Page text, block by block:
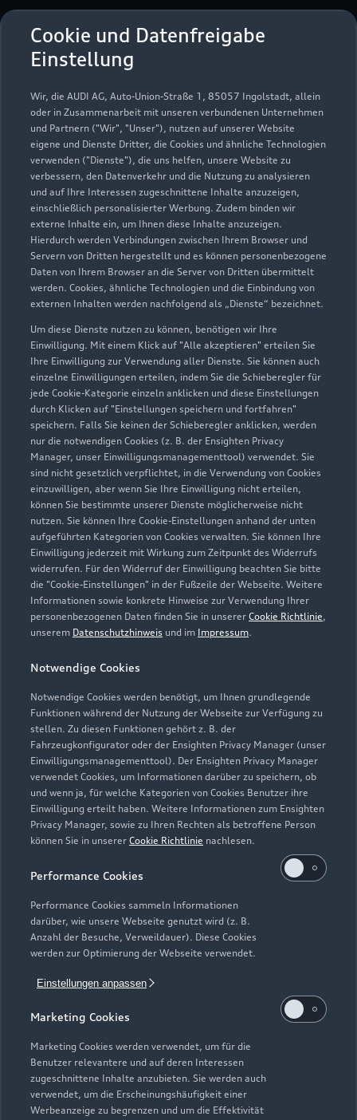
Cookie und Datenfreigabe
Einstellung
Wir, die AUDI AG, Auto-Union-Straße 1, 85057 Ingolstadt, allein
oder in Zusammenarbeit mit unseren verbundenen Unternehmen
und Partnern ("Wir", "Unser"), nutzen auf unserer Website
eigene und Dienste Dritter, die Cookies und ähnliche Technologien
verwenden ("Dienste"), die uns helfen, unsere Website zu
verbessern, den Datenverkehr und die Nutzung zu analysieren
und auf Ihre Interessen zugeschnittene Inhalte anzuzeigen,
einschließlich personalisierter Werbung. Zudem binden wir
externe Inhalte ein, um Ihnen diese Inhalte anzuzeigen.
Hierdurch werden Verbindungen zwischen Ihrem Browser und
Servern von Dritten hergestellt und es können personenbezogene
Daten von Ihrem Browser an die Server von Dritten übermittelt
werden. Cookies, ähnliche Technologien und die Einbindung von
externen Inhalten werden nachfolgend als „Dienste“ bezeichnet.
Um diese Dienste nutzen zu können, benötigen wir Ihre
Einwilligung. Mit einem Klick auf "Alle akzeptieren" erteilen Sie
Ihre Einwilligung zur Verwendung aller Dienste. Sie können auch
einzelne Einwilligungen erteilen, indem Sie die Schieberegler für
jede Cookie-Kategorie einzeln anklicken und diese Einstellungen
durch Klicken auf "Einstellungen speichern und fortfahren"
speichern. Falls Sie keinen der Schieberegler anklicken, werden
nur die notwendigen Cookies (z. B. der Ensighten Privacy
Manager, unser Einwilligungsmanagementtool) verwendet. Sie
sind nicht gesetzlich verpflichtet, in die Verwendung von Cookies
einzuwilligen, aber wenn Sie Ihre Einwilligung nicht erteilen,
können Sie bestimmte unserer Dienste möglicherweise nicht
nutzen. Sie können Ihre Cookie-Einstellungen anhand der unten
aufgeführten Kategorien von Cookies verwalten. Sie können Ihre
Einwilligung jederzeit mit Wirkung zum Zeitpunkt des Widerrufs
widerrufen. Für den Widerruf der Einwilligung beachten Sie bitte
die "Cookie-Einstellungen" in der Fußzeile der Webseite. Weitere
Informationen sowie konkrete Hinweise zur Verwendung Ihrer
personenbezogenen Daten finden Sie in unserer Cookie Richtlinie,
unserem Datenschutzhinweis und im Impressum.
Notwendige Cookies
Notwendige Cookies werden benötigt, um Ihnen grundlegende
Funktionen während der Nutzung der Webseite zur Verfügung zu
stellen. Zu diesen Funktionen gehört z. B. der
Fahrzeugkonfigurator oder der Ensighten Privacy Manager (unser
Einwilligungsmanagementtool). Der Ensighten Privacy Manager
verwendet Cookies, um Informationen darüber zu speichern, ob
und wenn ja, für welche Kategorien von Cookies Benutzer ihre
Einwilligung erteilt haben. Weitere Informationen zum Ensighten
Privacy Manager, sowie zu Ihren Rechten als betroffene Person
können Sie in unserer Cookie Richtlinie nachlesen.
Performance Cookies
Performance Cookies sammeln Informationen
darüber, wie unsere Webseite genutzt wird (z. B.
Anzahl der Besuche, Verweildauer). Diese Cookies
werden zur Optimierung der Webseite verwendet.
Einstellungen anpassen
Marketing Cookies
Marketing Cookies werden verwendet, um für die
Benutzer relevantere und auf deren Interessen
zugeschnittene Inhalte anzubieten. Sie werden auch
verwendet, um die Erscheinungshäufigkeit einer
Werbeanzeige zu begrenzen und um die Effektivität
Gövert GmbH
Goethestraße 15
44534 Lünen
02306 757770
info@goevert.de
Kontaktdaten herunterladen
Öffnungszeiten
Verkauf
Geöffnet bis18:00
Autohaus
Geöffnet bis18:00
Zurück nach oben
Modelle
Elektromodelle
Plug-in-Hybride
Neuwagensuche
Gebrauchtwagensuche
Geschäftskunden
Service & Zubehör
Saisonale Angebote
Audi Services
Garantie
Audi digital services
myAudi
Support
Audi Code
Häufige Fragen (FAQ)
Über Audi
Unternehmen
Karriere
Investor Relations